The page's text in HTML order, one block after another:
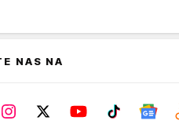
NAS NA